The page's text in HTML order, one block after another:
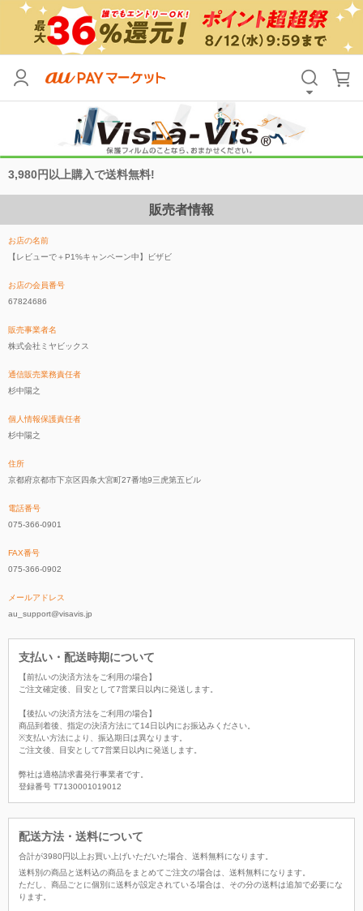
3,980円以上購入で送料無料!
販売者情報
お店の名前
【レビューで＋P1%キャンペーン中】ビザビ
お店の会員番号
67824686
販売事業者名
株式会社ミヤビックス
通信販売業務責任者
杉中陽之
個人情報保護責任者
杉中陽之
住所
京都府京都市下京区四条大宮町27番地9三虎第五ビル
電話番号
075-366-0901
FAX番号
075-366-0902
メールアドレス
au_support@visavis.jp
支払い・配送時期について
【前払いの決済方法をご利用の場合】
ご注文確定後、目安として7営業日以内に発送します。
【後払いの決済方法をご利用の場合】
商品到着後、指定の決済方法にて14日以内にお振込みください。
※支払い方法により、振込期日は異なります。
ご注文後、目安として7営業日以内に発送します。
弊社は適格請求書発行事業者です。
登録番号 T7130001019012
配送方法・送料について
合計が3980円以上お買い上げいただいた場合、 送料無料になります。
送料別の商品と送料込の商品をまとめてご注文の場合は、送料無料になります。
ただし、商品ごとに個別に送料が設定されている場合は、その分の送料は追加で必要にな
ります。